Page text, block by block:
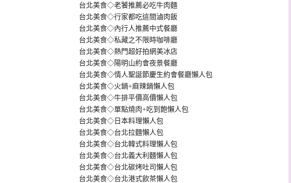
台北美食◇老饕推薦必吃牛肉麵
台北美食◇行家都吃這間滷肉飯
台北美食◇內行人推薦中式餐廳
台北美食◇私藏之不限時咖啡廳
台北美食◇熱門超好拍網美冰店
台北美食◇陽明山約會夜景餐廳
台北美食◇情人聖誕節慶生約會餐廳懶人包
台北美食◇火鍋+麻辣鍋懶人包
台北美食◇牛排平價高價懶人包
台北美食◇單點燒肉+吃到飽懶人包
台北美食◇日本料理懶人包
台北美食◇台北拉麵懶人包
台北美食◇台北韓式料理懶人包
台北美食◇台北義大利麵懶人包
台北美食◇台北碳烤吐司懶人包
台北美食◇台北港式飲茶懶人包